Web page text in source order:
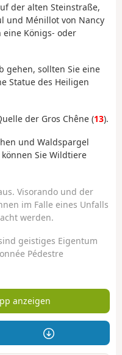
der alten Steinstraße,
und Ménillot von Nancy
eine Königs- oder
gehen, sollten Sie eine
Statue des Heiligen
der Gros Chêne (13).
und Waldspargel
Sie Wildtiere
Visorando und der
im Falle eines Unfalls
werden.
geistiges Eigentum
Pédestre
anzeigen